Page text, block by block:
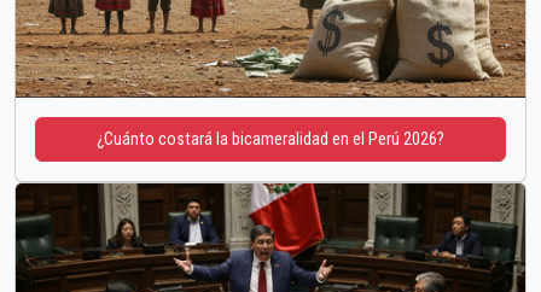
¿Cuánto costará la bicameralidad en el Perú 2026?